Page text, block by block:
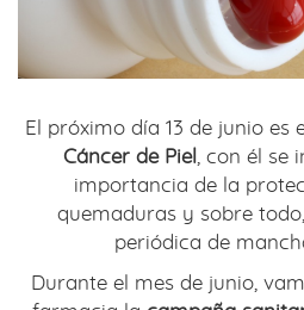
El próximo día 13 de junio es
Cáncer de Piel, con él se
importancia de la
quemaduras y sobre
periódica de
Durante el mes de junio,